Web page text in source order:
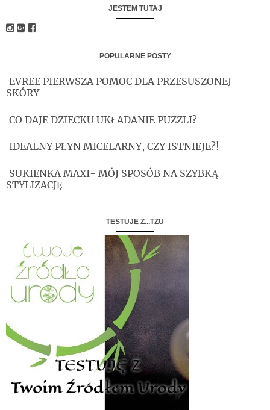
JESTEM TUTAJ
POPULARNE POSTY
EVREE PIERWSZA POMOC DLA PRZESUSZONEJ
SKÓRY
CO DAJE DZIECKU UKŁADANIE PUZZLI?
IDEALNY PŁYN MICELARNY, CZY ISTNIEJE?!
SUKIENKA MAXI- MÓJ SPOSÓB NA SZYBKĄ
STYLIZACJĘ
TESTUJĘ Z...TZU